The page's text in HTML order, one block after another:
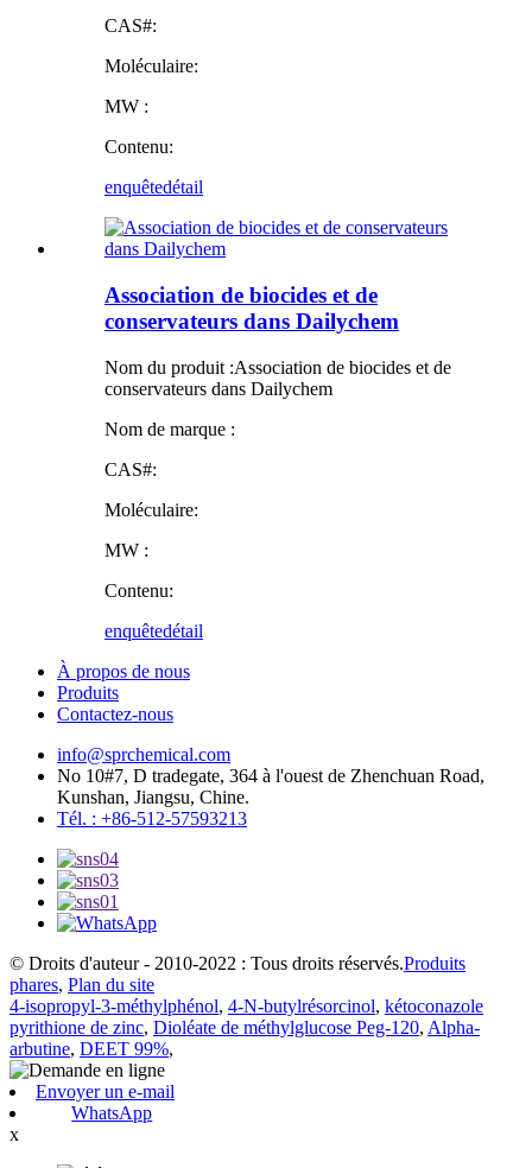
CAS#:
Moléculaire:
MW :
Contenu:
enquêtedétail
Association de biocides et de
conservateurs dans Dailychem
Nom du produit :Association de biocides et de
conservateurs dans Dailychem
Nom de marque :
CAS#:
Moléculaire:
MW :
Contenu:
enquêtedétail
À propos de nous
Produits
Contactez-nous
info@sprchemical.com
No 10#7, D tradegate, 364 à l'ouest de Zhenchuan Road,
Kunshan, Jiangsu, Chine.
Tél. : +86-512-57593213
© Droits d'auteur - 2010-2022 : Tous droits réservés.Produits
phares, Plan du site
4-isopropyl-3-méthylphénol, 4-N-butylrésorcinol, kétoconazole
pyrithione de zinc, Dioléate de méthylglucose Peg-120, Alpha-
arbutine, DEET 99%,
Envoyer un e-mail
WhatsApp
x